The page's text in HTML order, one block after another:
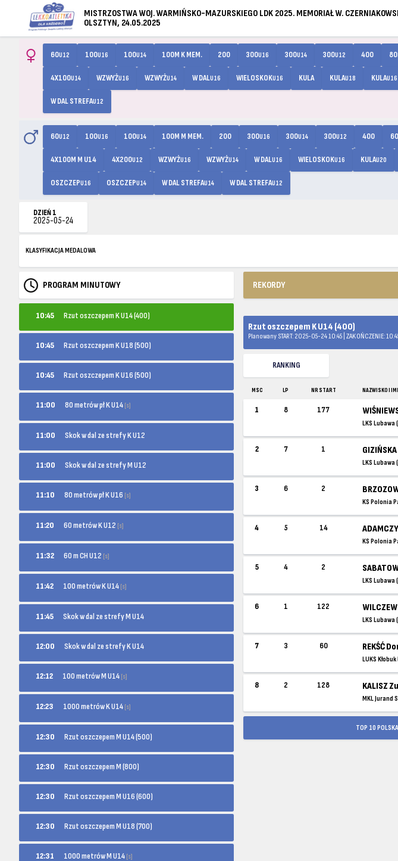
MISTRZOSTWA WOJ. WARMIŃSKO-MAZURSKIEGO LDK 2025. MEMORIAŁ W.
OLSZTYN, 24.05.2025
60U12 100U16 100U14 100M K MEM. 200 300U16 300U14 300U12 400
4X100U14 WZWYŻU16 WZWYŻU14 W DALU16 WIELOSKOKU16 KULA KULAU18 KULAU16
W DAL STREFAU12
60U12 100U16 100U14 100M M MEM. 200 300U16 300U14 300U12 400
4X100M M U14 4X200U12 WZWYŻU16 WZWYŻU14 W DALU16 WIELOSKOKU16 KULAU20
OSZCZEPU16 OSZCZEPU14 W DAL STREFAU14 W DAL STREFAU12
DZIEŃ 1
2025-05-24
KLASYFIKACJA MEDALOWA
PROGRAM MINUTOWY
10:45 Rzut oszczepem K U14 (400)
10:45 Rzut oszczepem K U18 (500)
10:45 Rzut oszczepem K U16 (500)
11:00 80 metrów pł K U14 [s]
11:00 Skok w dal ze strefy K U12
11:00 Skok w dal ze strefy M U12
11:10 80 metrów pł K U16 [s]
11:20 60 metrów K U12 [s]
11:32 60 m CH U12 [s]
11:42 100 metrów K U14 [s]
11:45 Skok w dal ze strefy M U14
12:00 Skok w dal ze strefy K U14
12:12 100 metrów M U14 [s]
12:23 1000 metrów K U14 [s]
12:30 Rzut oszczepem M U14 (500)
12:30 Rzut oszczepem M (800)
12:30 Rzut oszczepem M U16 (600)
12:30 Rzut oszczepem M U18 (700)
12:31 1000 metrów M U14 [s]
REKORDY
Rzut oszczepem K U14 (400)
Planowany START: 2025-05-24 10:45 | ZAKOŃCZENIE:
RANKING
MSC LP NR START NAZWISKO I
1 8 177
LKS Lubawa
2 7 1
LKS Lubawa
3 6 2
KS Polonia
4 5 14
KS Polonia
5 4 2
LKS Lubawa
6 1 122
LKS Lubawa
7 3 60 REKŚĆ
LUKS
8 2 128 KALISZ
MKL Jurand
TOP 10 POLSKA